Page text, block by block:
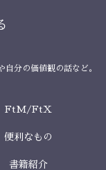
分の価値観の話など。
FtM/FtX
便利なもの
書籍紹介